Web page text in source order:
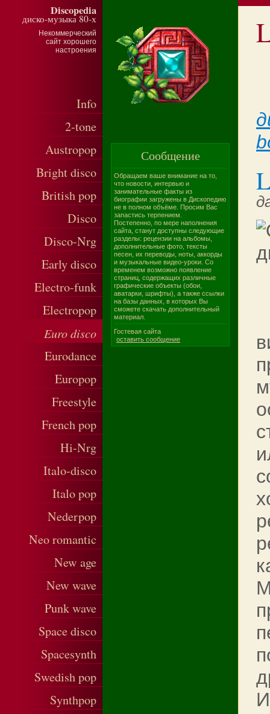
Discopedia
диско-музыка 80-х
Некоммерческий
сайт хорошего
настроения
Info
2-tone
Austropop
Bright disco
British pop
Disco
Disco-Nrg
Early disco
Electro-funk
Electropop
Euro disco
Eurodance
Europop
Freestyle
French pop
Hi-Nrg
Italo-disco
Italo pop
Nederpop
Neo romantic
New age
New wave
Punk wave
Space disco
Spacesynth
Swedish pop
Synthpop
Сообщение
Обращаем ваше внимание на то,
что новости, интервью и
занимательные факты из
биографии загружены в Дископедию
не в полном объёме. Просим Вас
запастись терпением.
Постепенно, по мере наполнения
сайта, станут доступны следующие
разделы: рецензии на альбомы,
дополнительные фото, тексты
песен, их переводы, ноты, аккорды
и музыкальные видео-уроки. Со
временем возможно появление
страниц, содержащих различные
графические объекты (обои,
аватарки, шрифты), а также ссылки
на базы данных, в которых Вы
сможете скачать дополнительный
материал.
Гостевая сайта
оставить сообщение